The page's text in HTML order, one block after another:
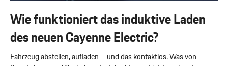
Wie funktioniert das induktive Laden
des neuen Cayenne Electric?
Fahrzeug abstellen, aufladen – und das kontaktlos. Was von